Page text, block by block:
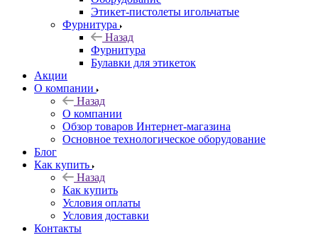
Этикет-пистолеты игольчатые
Фурнитура
Назад
Фурнитура
Булавки для этикеток
Акции
О компании
Назад
О компании
Обзор товаров Интернет-магазина
Основное технологическое оборудование
Блог
Как купить
Назад
Как купить
Условия оплаты
Условия доставки
Контакты